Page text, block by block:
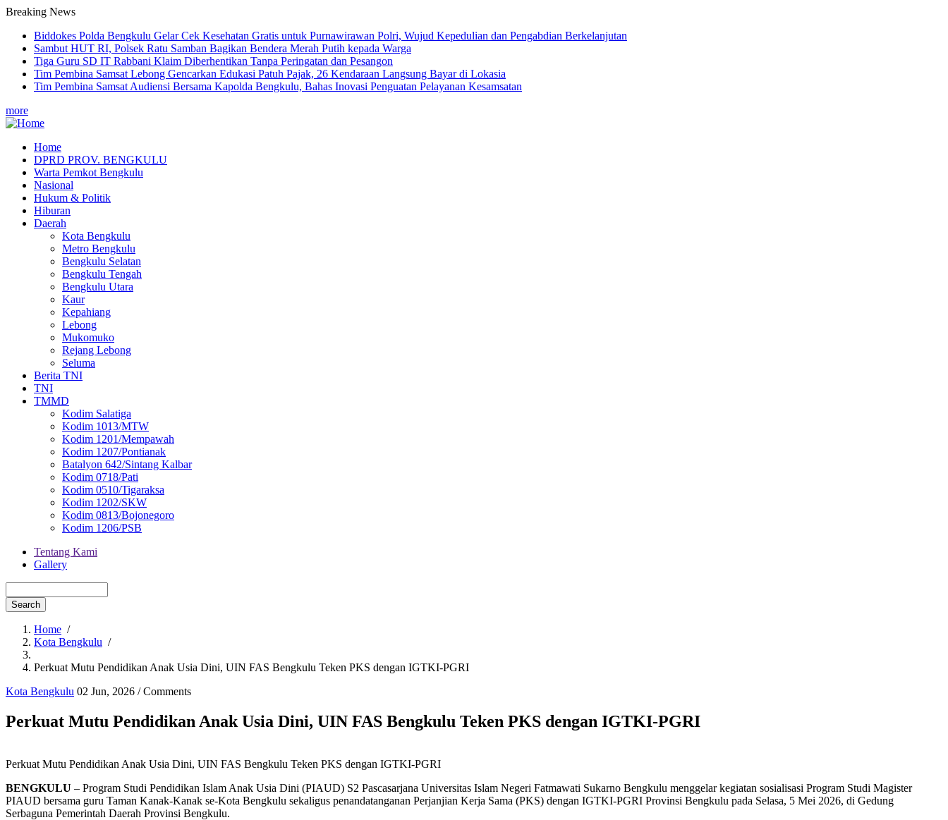
Breaking News
Biddokes Polda Bengkulu Gelar Cek Kesehatan Gratis untuk Purnawirawan Polri, Wujud Kepedulian dan Pengabdian Berkelanjutan
Sambut HUT RI, Polsek Ratu Samban Bagikan Bendera Merah Putih kepada Warga
Tiga Guru SD IT Rabbani Klaim Diberhentikan Tanpa Peringatan dan Pesangon
Tim Pembina Samsat Lebong Gencarkan Edukasi Patuh Pajak, 26 Kendaraan Langsung Bayar di Lokasia
Tim Pembina Samsat Audiensi Bersama Kapolda Bengkulu, Bahas Inovasi Penguatan Pelayanan Kesamsatan
more
Main
navigation
Home
DPRD PROV. BENGKULU
Warta Pemkot Bengkulu
Nasional
Hukum & Politik
Hiburan
Daerah
Kota Bengkulu
Metro Bengkulu
Bengkulu Selatan
Bengkulu Tengah
Bengkulu Utara
Kaur
Kepahiang
Lebong
Mukomuko
Rejang Lebong
Seluma
Berita TNI
TNI
TMMD
Kodim Salatiga
Kodim 1013/MTW
Kodim 1201/Mempawah
Kodim 1207/Pontianak
Batalyon 642/Sintang Kalbar
Kodim 0718/Pati
Kodim 0510/Tigaraksa
Kodim 1202/SKW
Kodim 0813/Bojonegoro
Kodim 1206/PSB
Menu
second
Tentang Kami
Gallery
Breadcrumb
Home /
Kota Bengkulu /
Perkuat Mutu Pendidikan Anak Usia Dini, UIN FAS Bengkulu Teken PKS dengan IGTKI-PGRI
Kota Bengkulu 02 Jun, 2026 /Comments
Perkuat Mutu Pendidikan Anak Usia Dini, UIN FAS Bengkulu Teken PKS dengan IGTKI-PGRI
Perkuat Mutu Pendidikan Anak Usia Dini, UIN FAS Bengkulu Teken PKS dengan IGTKI-PGRI
BENGKULU – Program Studi Pendidikan Islam Anak Usia Dini (PIAUD) S2 Pascasarjana Universitas Islam Negeri Fatmawati Sukarno Bengkulu menggelar kegiatan sosialisasi Program Studi Magister
PIAUD bersama guru Taman Kanak-Kanak se-Kota Bengkulu sekaligus penandatanganan Perjanjian Kerja Sama (PKS) dengan IGTKI-PGRI Provinsi Bengkulu pada Selasa, 5 Mei 2026, di Gedung
Serbaguna Pemerintah Daerah Provinsi Bengkulu.